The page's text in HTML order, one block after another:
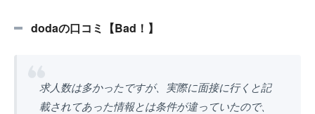
dodaの口コミ【Bad！】
求人数は多かったですが、実際に面接に行くと記
載されてあった情報とは条件が違っていたので、